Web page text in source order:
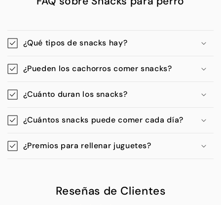
¿Qué tipos de snacks hay?
¿Pueden los cachorros comer snacks?
¿Cuánto duran los snacks?
¿Cuántos snacks puede comer cada día?
¿Premios para rellenar juguetes?
Reseñas de Clientes